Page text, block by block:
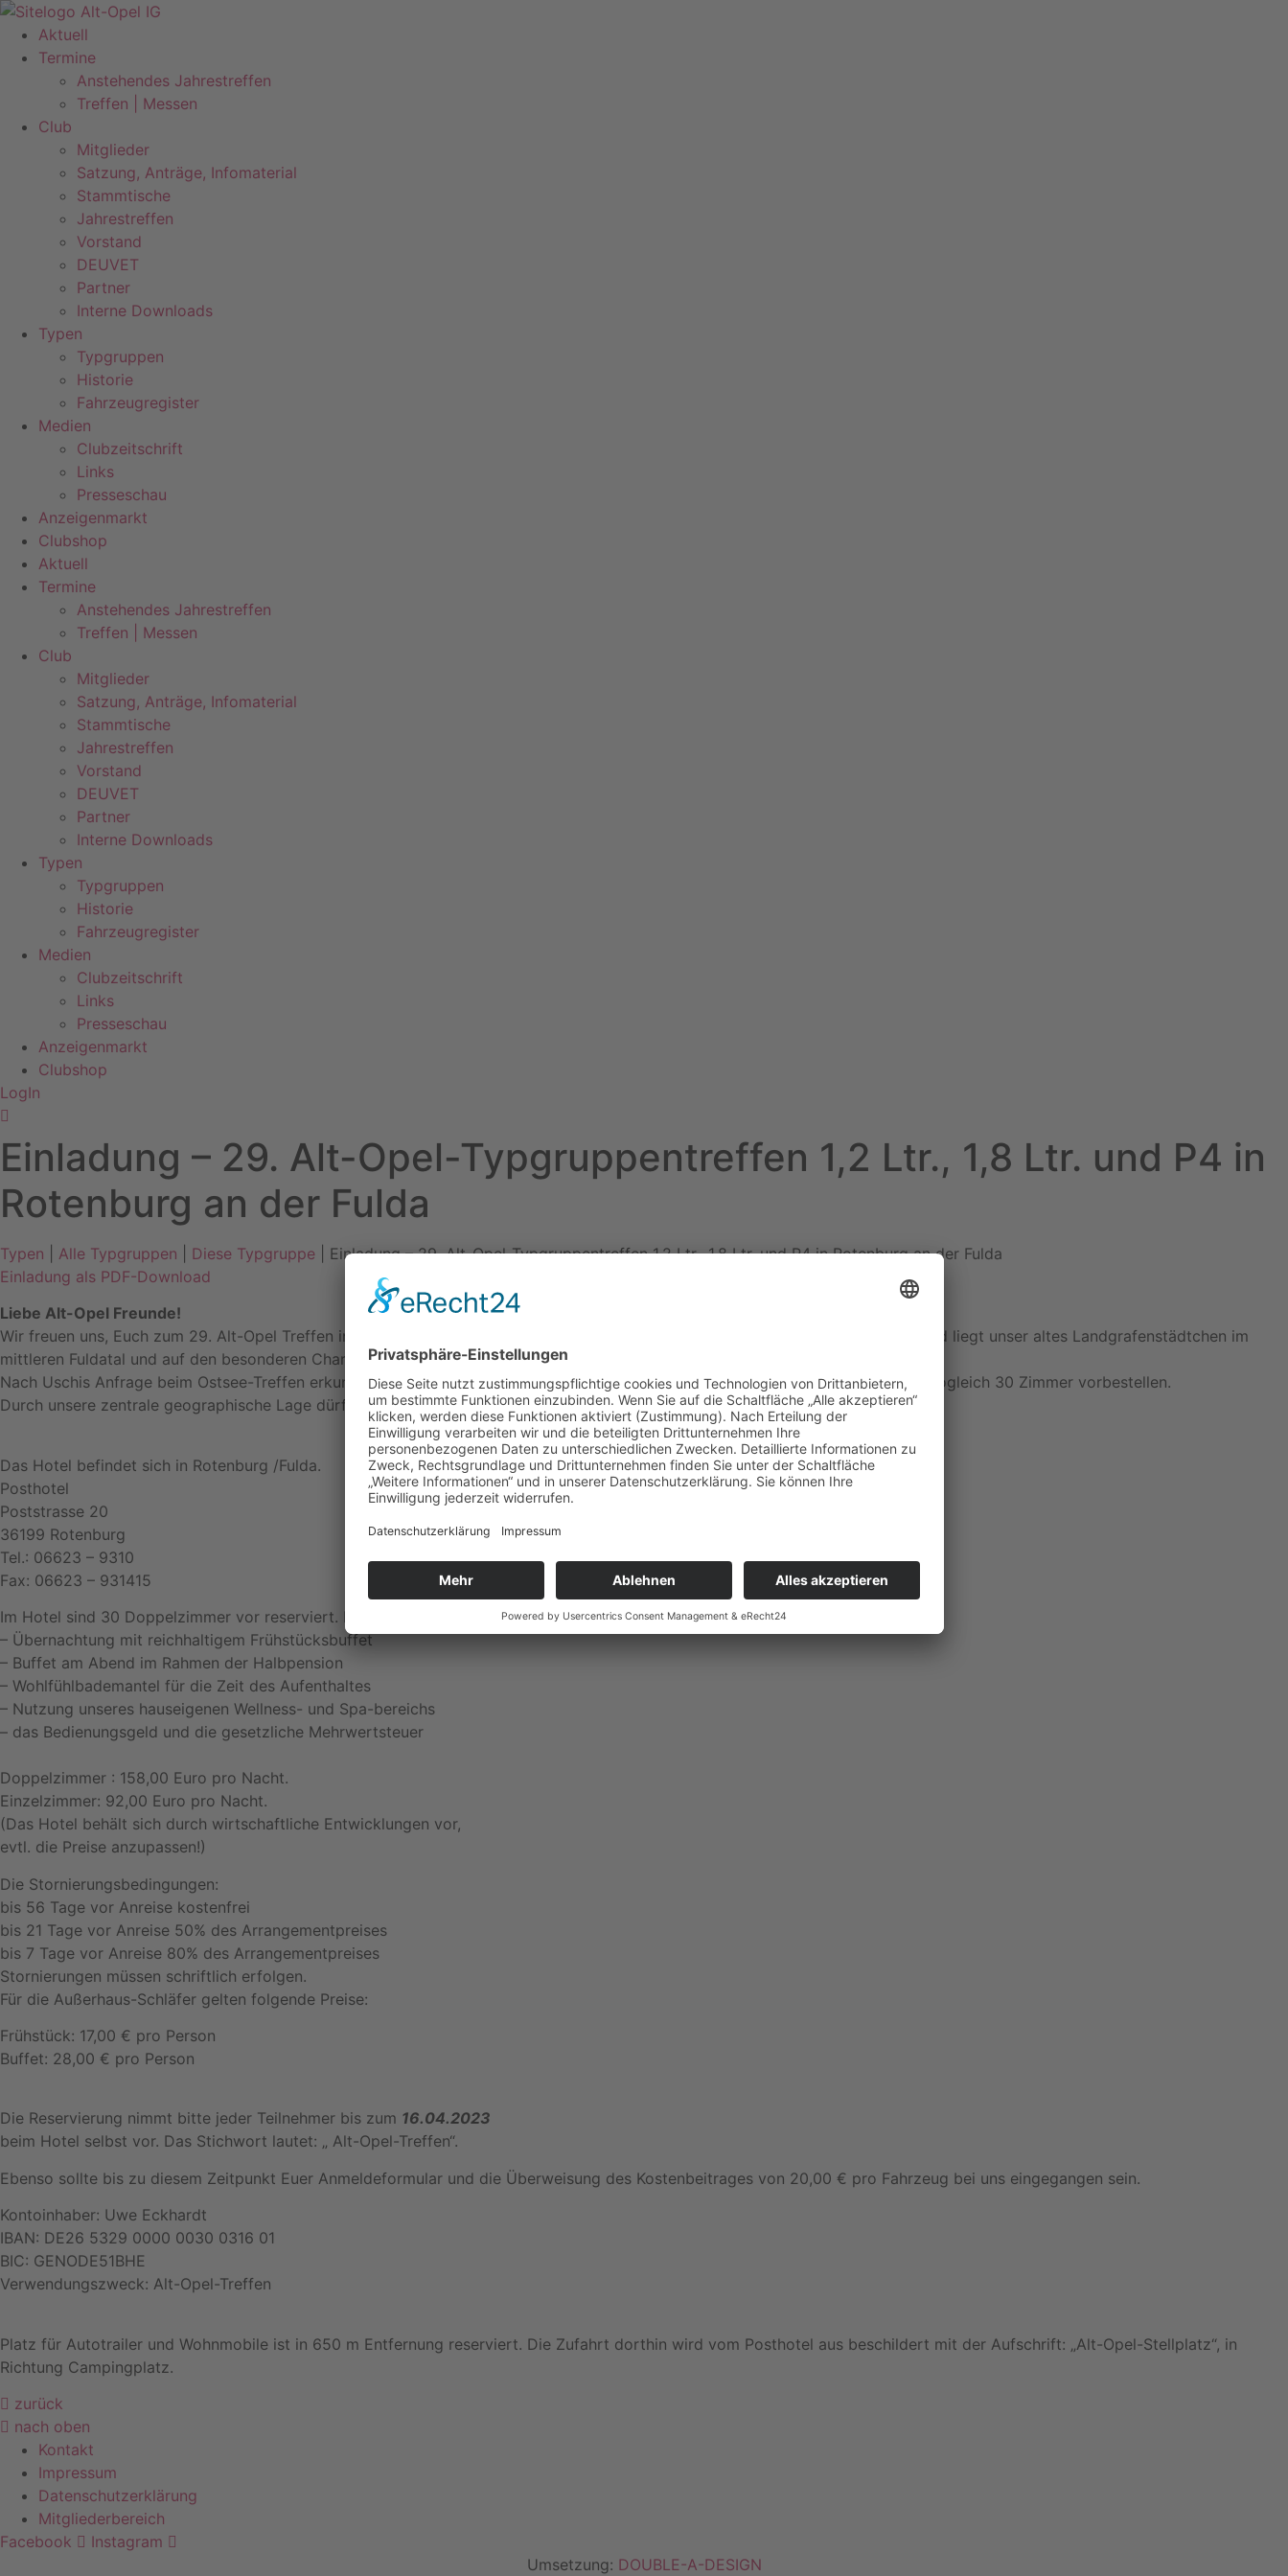
Zum
Inhalt
springen
Aktuell
Termine
Anstehendes Jahrestreffen
Treffen | Messen
Club
Mitglieder
Satzung, Anträge, Infomaterial
Stammtische
Jahrestreffen
Vorstand
DEUVET
Partner
Interne Downloads
Typen
Typgruppen
Historie
Fahrzeugregister
Medien
Clubzeitschrift
Links
Presseschau
Anzeigenmarkt
Clubshop
Aktuell
Termine
Anstehendes Jahrestreffen
Treffen | Messen
Club
Mitglieder
Satzung, Anträge, Infomaterial
Stammtische
Jahrestreffen
Vorstand
DEUVET
Partner
Interne Downloads
Typen
Typgruppen
Historie
Fahrzeugregister
Medien
Clubzeitschrift
Links
Presseschau
Anzeigenmarkt
Clubshop
LogIn
Einladung – 29. Alt-Opel-Typgruppentreffen 1,2 Ltr., 1,8 Ltr. und P4 in
Rotenburg an der Fulda
Typen Alle Typgruppen Diese Typgruppe | Einladung – 29. Alt-Opel-Typgruppentreffen 1,2 Ltr., 1,8 Ltr. und P4 in Rotenburg an der Fulda
Einladung als PDF-Download
Liebe Alt-Opel Freunde!
Wir freuen uns, Euch zum 29. Alt-Opel Treffen in Rotenburg an der Fulda in Waldhessen begrüßen zu dürfen. Mitten in Deutschland liegt unser altes Landgrafenstädtchen im
mittleren Fuldatal und auf den besonderen Charme der über 300 Fachwerkhäuser möchten wir Euch gerne aufmerksam machen.
Nach Uschis Anfrage beim Ostsee-Treffen erkundigten wir uns spontan im Hotel, ob eine Reservierung möglich sei und konnten sogleich 30 Zimmer vorbestellen.
Durch unsere zentrale geographische Lage dürfte für viele Opel-Freunde die Anreise nicht so weit sein.
Das Hotel befindet sich in Rotenburg /Fulda.
Posthotel
Poststrasse 20
36199 Rotenburg
Tel.: 06623 – 9310
Fax: 06623 – 931415
Im Hotel sind 30 Doppelzimmer vor reserviert. Das Arrangement enthält folgende Leistungen:
– Übernachtung mit reichhaltigem Frühstücksbuffet
– Buffet am Abend im Rahmen der Halbpension
– Wohlfühlbademantel für die Zeit des Aufenthaltes
– Nutzung unseres hauseigenen Wellness- und Spa-bereichs
– das Bedienungsgeld und die gesetzliche Mehrwertsteuer
Doppelzimmer : 158,00 Euro pro Nacht.
Einzelzimmer: 92,00 Euro pro Nacht.
(Das Hotel behält sich durch wirtschaftliche Entwicklungen vor,
evtl. die Preise anzupassen!)
Die Stornierungsbedingungen:
bis 56 Tage vor Anreise kostenfrei
bis 21 Tage vor Anreise 50% des Arrangementpreises
bis 7 Tage vor Anreise 80% des Arrangementpreises
Stornierungen müssen schriftlich erfolgen.
Für die Außerhaus-Schläfer gelten folgende Preise:
Frühstück: 17,00 € pro Person
Buffet: 28,00 € pro Person
Die Reservierung nimmt bitte jeder Teilnehmer bis zum 16.04.2023
beim Hotel selbst vor. Das Stichwort lautet: „ Alt-Opel-Treffen“.
Ebenso sollte bis zu diesem Zeitpunkt Euer Anmeldeformular und die Überweisung des Kostenbeitrages von 20,00 € pro Fahrzeug bei uns eingegangen sein.
Kontoinhaber: Uwe Eckhardt
IBAN: DE26 5329 0000 0030 0316 01
BIC: GENODE51BHE
Verwendungszweck: Alt-Opel-Treffen
Platz für Autotrailer und Wohnmobile ist in 650 m Entfernung reserviert. Die Zufahrt dorthin wird vom Posthotel aus beschildert mit der Aufschrift: „Alt-Opel-Stellplatz“, in
Richtung Campingplatz.
zurück
nach oben
Kontakt
Impressum
Datenschutzerklärung
Mitgliederbereich
Facebook
Instagram
Umsetzung: DOUBLE-A-DESIGN